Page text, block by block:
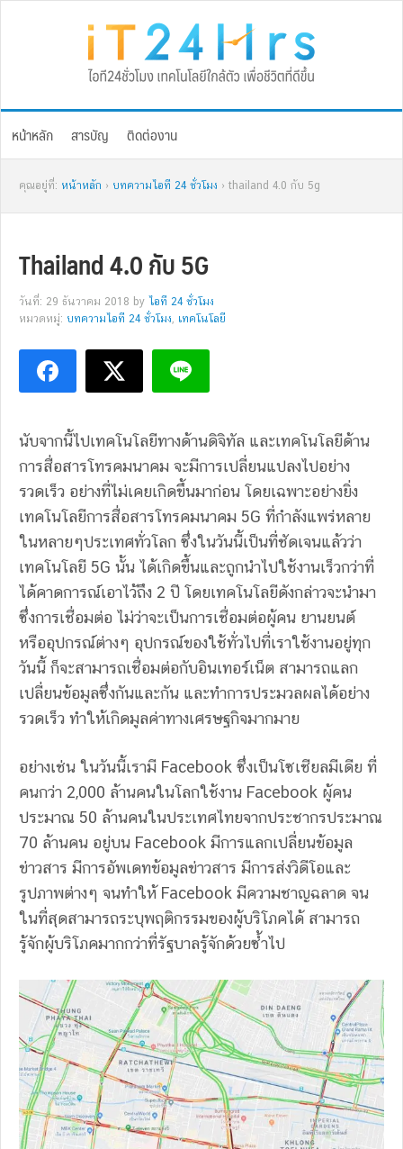
หน้าหลัก สารบัญ ติดต่องาน
คุณอยู่ที่: หน้าหลัก › บทความไอที 24 ชั่วโมง › thailand 4.0 กับ 5g
Thailand 4.0 กับ 5G
วันที่: 29 ธันวาคม 2018 by ไอที 24 ชั่วโมง
หมวดหมู่: บทความไอที 24 ชั่วโมง, เทคโนโลยี
นับจากนี้ไปเทคโนโลยีทางด้านดิจิทัล และเทคโนโลยีด้าน
การสื่อสารโทรคมนาคม จะมีการเปลี่ยนแปลงไปอย่าง
รวดเร็ว อย่างที่ไม่เคยเกิดขึ้นมาก่อน โดยเฉพาะอย่างยิ่ง
เทคโนโลยีการสื่อสารโทรคมนาคม 5G ที่กำลังแพร่หลาย
ในหลายๆประเทศทั่วโลก ซึ่งในวันนี้เป็นที่ชัดเจนแล้วว่า
เทคโนโลยี 5G นั้น ได้เกิดขึ้นและถูกนำไปใช้งานเร็วกว่าที่
ได้คาดการณ์เอาไว้ถึง 2 ปี โดยเทคโนโลยีดังกล่าวจะนำมา
ซึ่งการเชื่อมต่อ ไม่ว่าจะเป็นการเชื่อมต่อผู้คน ยานยนต์
หรืออุปกรณ์ต่างๆ อุปกรณ์ของใช้ทั่วไปที่เราใช้งานอยู่ทุก
วันนี้ ก็จะสามารถเชื่อมต่อกับอินเทอร์เน็ต สามารถแลก
เปลี่ยนข้อมูลซึ่งกันและกัน และทำการประมวลผลได้อย่าง
รวดเร็ว ทำให้เกิดมูลค่าทางเศรษฐกิจมากมาย
อย่างเช่น ในวันนี้เรามี Facebook ซึ่งเป็นโซเชียลมีเดีย ที่
คนกว่า 2,000 ล้านคนในโลกใช้งาน Facebook ผู้คน
ประมาณ 50 ล้านคนในประเทศไทยจากประชากรประมาณ
70 ล้านคน อยู่บน Facebook มีการแลกเปลี่ยนข้อมูล
ข่าวสาร มีการอัพเดทข้อมูลข่าวสาร มีการส่งวิดีโอและ
รูปภาพต่างๆ จนทำให้ Facebook มีความชาญฉลาด จน
ในที่สุดสามารถระบุพฤติกรรมของผู้บริโภคได้ สามารถ
รู้จักผู้บริโภคมากกว่าที่รัฐบาลรู้จักด้วยซ้ำไป